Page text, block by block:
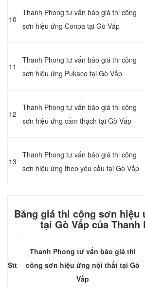
10
Thanh Phong tư vấn báo giá thi công
sơn hiệu ứng Conpa tại Gò Vấp
11
Thanh Phong tư vấn báo giá thi công
sơn hiệu ứng Pukaco tại Gò Vấp
12
Thanh Phong tư vấn báo giá thi công
sơn hiệu ứng cẩm thạch tại Gò Vấp
13
Thanh Phong tư vấn báo giá thi công
sơn hiệu ứng theo yêu cầu tại Gò Vấp
Bảng giá thi công sơn hiệu
tại Gò Vấp của Thanh
Stt
Thanh Phong tư vấn báo giá thi
công sơn hiệu ứng nội thất tại Gò
Vấp